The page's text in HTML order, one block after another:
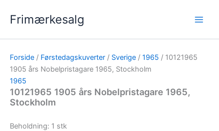
Frimærkesalg
Forside / Førstedagskuverter / Sverige / 1965 / 10121965
1905 års Nobelpristagare 1965, Stockholm
1965
10121965 1905 års Nobelpristagare 1965,
Stockholm
Beholdning: 1 stk